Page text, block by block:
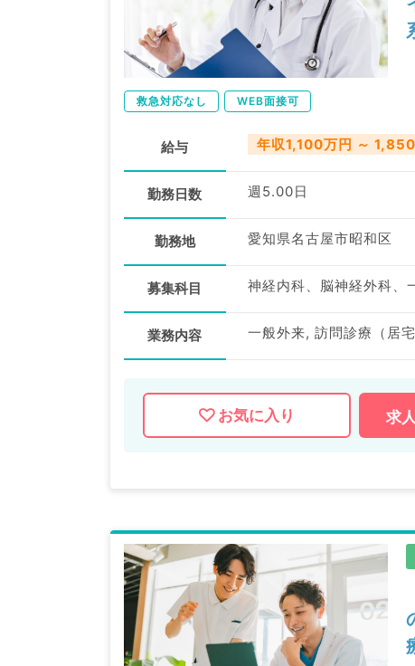
救急対応なし WEB面接可
給与 年収1,100万円 ～
勤務日数 週5.00日
勤務地 愛知県名古屋市昭和区
募集科目 神経内科、脳神経外科、
業務内容 一般外来, 訪問診療（居
お気に入り 求